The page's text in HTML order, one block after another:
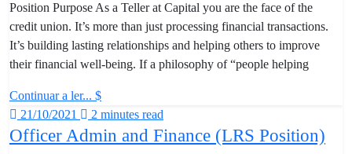
Position Purpose As a Teller at Capital you are the face of the
credit union. It’s more than just processing financial transactions.
It’s building lasting relationships and helping others to improve
their financial well-being. If a philosophy of “people helping
Continuar a ler...
21/10/2021
2 minutes read
Officer Admin and Finance (LRS Position)